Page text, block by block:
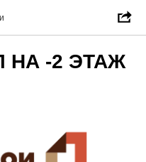
НА -2 ЭТАЖ